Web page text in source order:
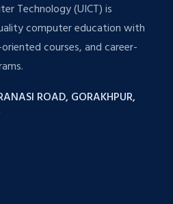
Technology (UICT) is
computer education with
courses, and career-
ROAD, GORAKHPUR,